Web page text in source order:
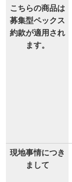
こちらの商品は
募集型ペックス
約款が適用され
ます。
現地事情につき
まして